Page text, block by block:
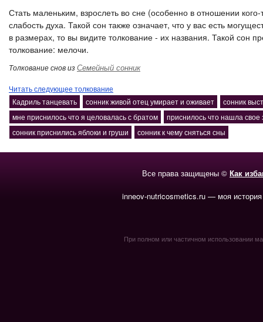
Стать маленьким, взрослеть во сне (особенно в отношении
слабость духа. Такой сон также означает, что у вас есть
в размерах, то вы видите толкование - их названия. Такой сон
толкование: мелочи.
Толкование снов изСемейный сонник
Читать следующее толкование
Кадриль танцевать
сонник живой отец умирает и оживает
сонник
мне приснилось что я целовалась с братом
приснилось что нашла свое
сонник приснились яблоки и груши
сонник к чему сняться сны
Все права защищены © Как
inneov-nutricosmetics.ru — моя
При полном или частичном использовании